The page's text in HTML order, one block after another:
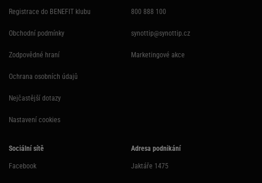
Registrace do BENEFIT klubu
Obchodní podmínky
Zodpovědné hraní
Ochrana osobních údajů
Nejčastější dotazy
Nastavení cookies
800 888 100
synottip@synottip.cz
Marketingové akce
Sociální sítě
Facebook
Adresa podnikání
Jaktáře 1475